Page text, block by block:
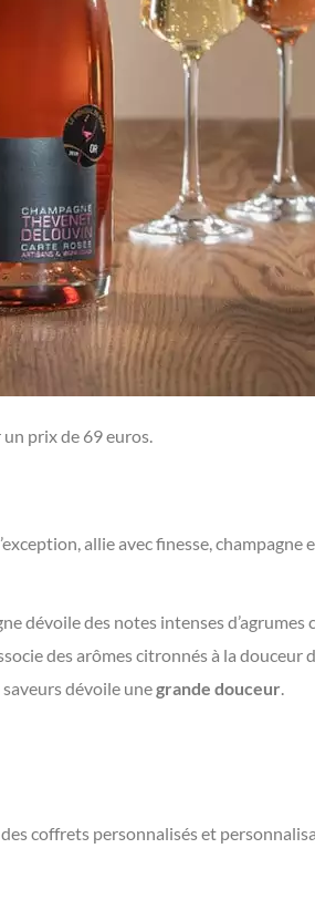
prix de 69 euros.
allie avec finesse, champagne
dévoile des notes intenses d’agrumes
des arômes citronnés à la douceur
dévoile unegrande douceur.
coffrets personnalisés et